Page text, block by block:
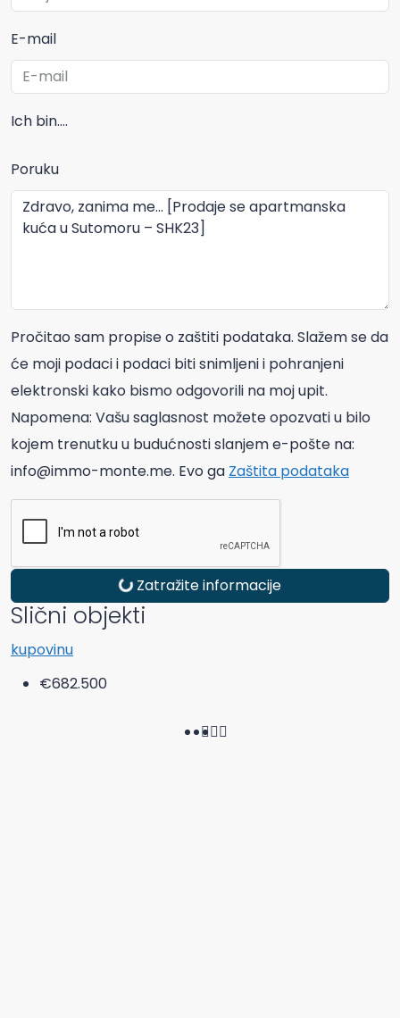
E-mail
Ich bin....
Poruku
Pročitao sam propise o zaštiti podataka. Slažem se da
će moji podaci i podaci biti snimljeni i pohranjeni
elektronski kako bismo odgovorili na moj upit.
Napomena: Vašu saglasnost možete opozvati u bilo
kojem trenutku u budućnosti slanjem e-pošte na:
info@immo-monte.me. Evo ga Zaštita podataka
Zatražite informacije
Slični objekti
kupovinu
€682.500